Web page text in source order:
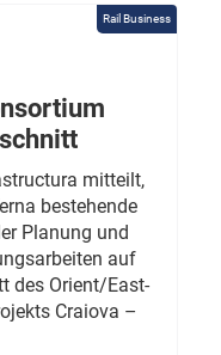
Rail Business
mitteilt,
bestehende
Planung und
auf
des Orient/East-
Craiova –